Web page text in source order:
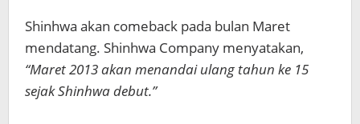
Shinhwa akan comeback pada bulan Maret
mendatang. Shinhwa Company menyatakan,
“Maret 2013 akan menandai ulang tahun ke 15
sejak Shinhwa debut.”